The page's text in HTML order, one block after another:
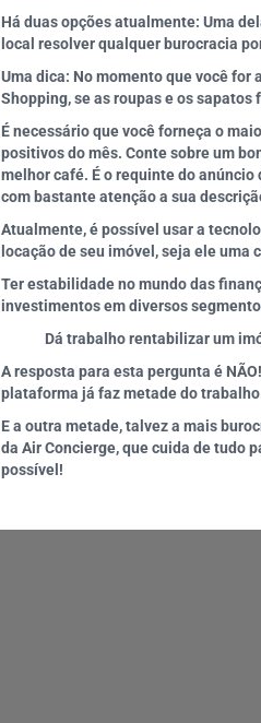
Há duas opções atualmente: Uma
local resolver qualquer burocracia
Uma dica: No momento que você
Shopping, se as roupas e os
É necessário que você forneça o
positivos do mês. Conte sobre um
melhor café. É o requinte do
com bastante atenção a sua
Atualmente, é possível usar a
locação de seu imóvel, seja ele uma
Ter estabilidade no mundo das
investimentos em diversos
Dá trabalho rentabilizar um
A resposta para esta pergunta é
plataforma já faz metade do
E a outra metade, talvez a mais
da Air Concierge, que cuida de tudo
possível!